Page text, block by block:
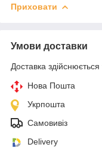
Приховати
Умови доставки
Доставка здійснюється
Нова Пошта
Укрпошта
Самовивіз
Delivery